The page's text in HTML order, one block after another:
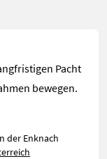
Pacht
bewegen.
der Enknach